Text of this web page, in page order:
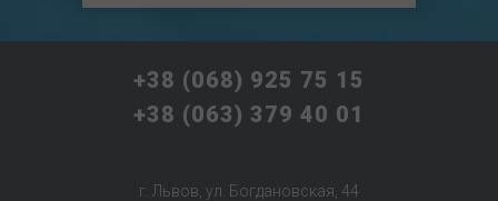
+38 (068) 925 75 15
+38 (063) 379 40 01
г. Львов, ул. Богдановская, 44